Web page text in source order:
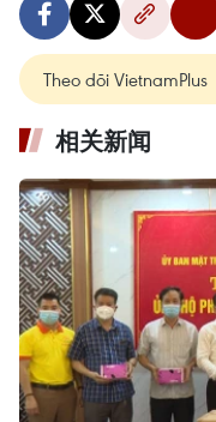
Theo dõi VietnamPlus
相关新闻